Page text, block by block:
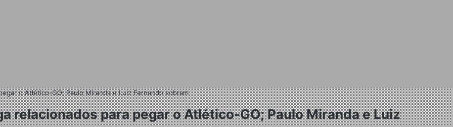
o Atlético-GO; Paulo Miranda e Luiz Fernando sobram
relacionados para pegar o Atlético-GO; Paulo Miranda e Luiz